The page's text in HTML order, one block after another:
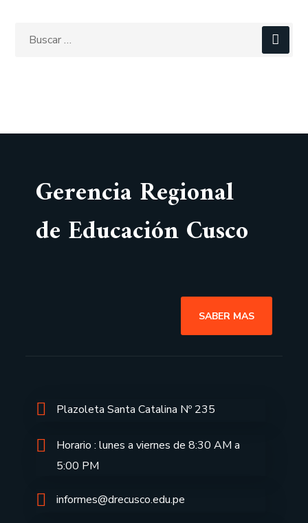
Gerencia Regional
de Educación Cusco
SABER MAS
Plazoleta Santa Catalina Nº 235
Horario : lunes a viernes de 8:30 AM a
5:00 PM
informes@drecusco.edu.pe